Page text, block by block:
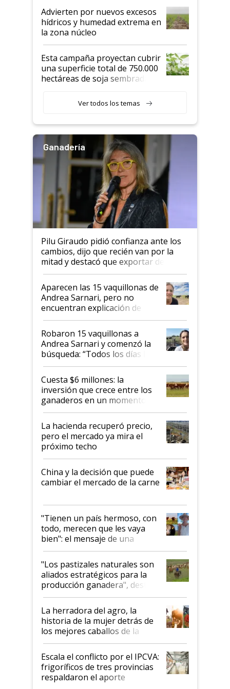
Advierten por nuevos excesos
hídricos y humedad extrema en
la zona núcleo
Esta campaña proyectan cubrir
una superficie total de 750.000
hectáreas de soja sembradas
variedades que marcan un
salto tecnológico en genética y
Ver todos los temas
Ganadería
Pilu Giraudo pidió confianza ante los
cambios, dijo que recién van por la
mitad y destacó que exportar dejó de
ser "para unos pocos": "Tenemos un
mandato muy claro del gobierno
nacional"
Aparecen las 15 vaquillonas de
Andrea Sarnari, pero no
encuentran explicación de
cómo llegaron allí
Robaron 15 vaquillonas a
Andrea Sarnari y comenzó la
búsqueda: “Todos los días le
toca a algún productor”
Cuesta $6 millones: la
inversión que crece entre los
ganaderos en un momento
histórico para la actividad
La hacienda recuperó precio,
pero el mercado ya mira el
próximo techo
China y la decisión que puede
cambiar el mercado de la carne
"Tienen un país hermoso, con
todo, merecen que les vaya
bien": el mensaje de una
ganadera uruguaya sobre las
oportunidades que se abren
para el agro en Argentina, con
foco en la carne
"Los pastizales naturales son
aliados estratégicos para la
producción ganadera", destaca
la iniciativa que ya reúne a 46
establecimientos en Argentina
La herradora del agro, la
historia de la mujer detrás de
los mejores caballos de la
Argentina y los mitos que
todavía hacen sufrir a estos
animales: "Mientras me
descalificaban, yo seguí
haciendo currículum"
Escala el conflicto por el IPCVA:
frigoríficos de tres provincias
respaldaron el aporte